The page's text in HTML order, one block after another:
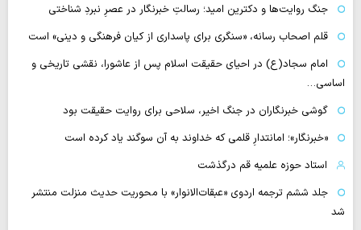
جنگ روایت‌ها و دکترین امید؛ رسالتِ خبرنگار در عصرِ نبردِ شناختی
قلم اصحاب رسانه، «سنگری برای پاسداری از کیان فرهنگی و دینی» است
امام سجاد(ع) در احیای حقیقت اسلام پس از عاشورا، نقشی تاریخی و
اساسی…
گوشی خبرنگاران در جنگ اخیر، سلاحی برای روایت حقیقت بود
«خبرنگار»؛ امانتدارِ قلمی که خداوند به آن سوگند یاد کرده است
استاد حوزه علمیه قم درگذشت
جلد ششم ترجمه اردوی «عبقات‌الانوار» با محوریت حدیث منزلت منتشر
شد